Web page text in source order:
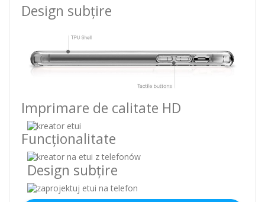
Design subțire
Imprimare de calitate HD
Funcționalitate
Design subțire